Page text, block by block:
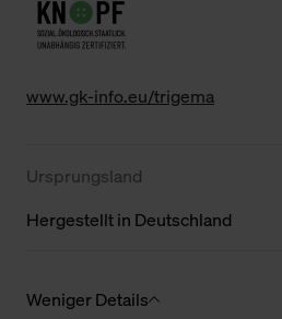
www.gk-info.eu/trigema
Ursprungsland
Hergestellt in Deutschland
Weniger Details